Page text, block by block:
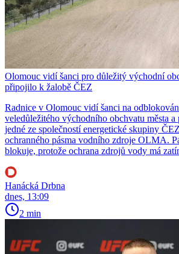
Olomouc vidí šanci pro důležitý východní
připojilo k žalobě ČEZ
Radnice v Olomouc vidí šanci na
veledůležitého východního obchvatu města
jedné ze společností energetické skupiny
ochranného pásma vodního zdroje OLMA.
blokuje, protože ochrana zdrojů vody má
Hanácká Drbna
dnes, 13:09
2 min